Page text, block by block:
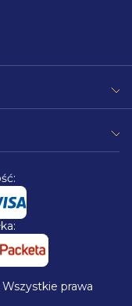
Wszystkie prawa